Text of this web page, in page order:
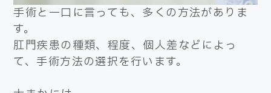
手術と一口に言っても、多くの方法がありま
す。
肛門疾患の種類、程度、個人差などによっ
て、手術方法の選択を行います。